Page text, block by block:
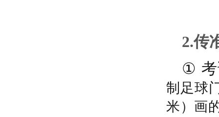
2.传
①
制足球
米）画